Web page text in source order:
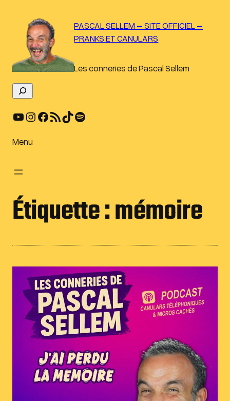
contenu
PASCAL SELLEM – SITE OFFICIEL –
PRANKS ET CANULARS
Les conneries de Pascal Sellem
e
c
e
YouTube Instagram Facebook Flux RSS TikTok Spotify
Menu
Étiquette :mémoire